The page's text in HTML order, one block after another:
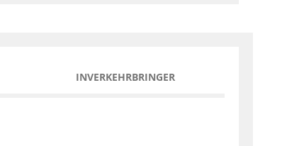
INVERKEHRBRINGER